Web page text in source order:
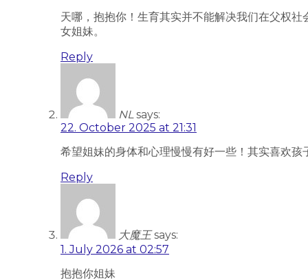
天哪，抱抱你！生育其实并不能解决我们在父权
女姐妹。
Reply
NL says:
22. October 2025 at 21:31
希望姐妹的身体和心理慢慢有好一些！其实喜欢
Reply
大魔王 says:
1. July 2026 at 02:57
抱抱你姐妹